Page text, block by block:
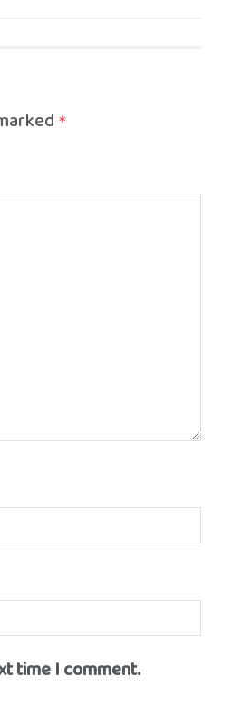
*
time I comment.